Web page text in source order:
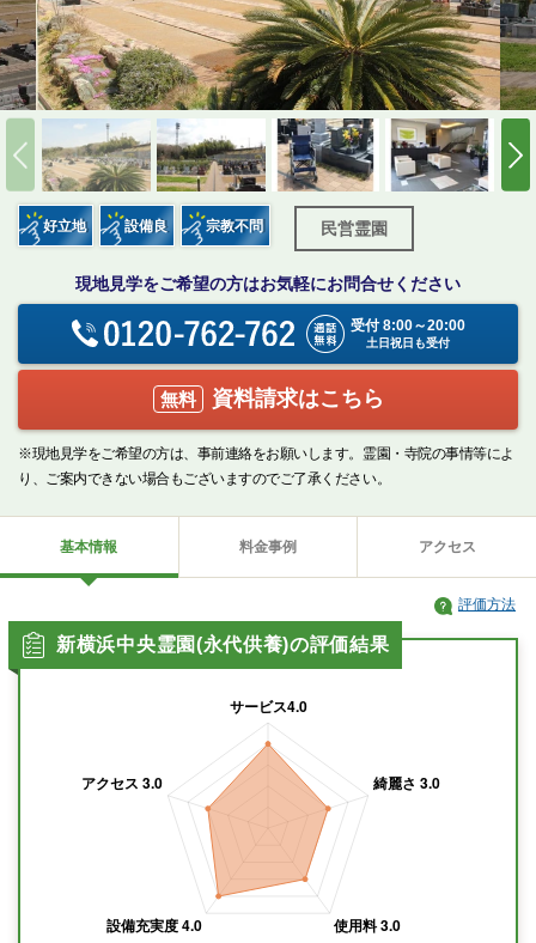
好立地 設備良 宗教不問 民営霊園
現地見学をご希望の方はお気軽にお問合せください
受付 8:00～20:00
土日祝日も受付
無料 資料請求はこちら
※現地見学をご希望の方は、事前連絡をお願いします。霊園・寺院の事情等によ
り、ご案内できない場合もございますのでご了承ください。
基本情報 料金事例 アクセス
新横浜中央霊園(永代供養)の評価結果
評価方法